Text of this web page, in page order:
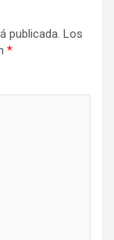
publicada. Los
*